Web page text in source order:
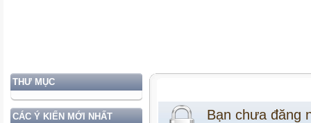
THƯ MỤC
CÁC Ý KIẾN MỚI NHẤT Bạn chưa đăng